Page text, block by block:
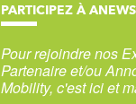
PARTICIPEZ À
Pour rejoindre nos
Partenaire et/ou
Mobility, c'est ici et